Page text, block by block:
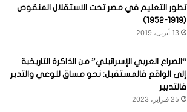
تطور التعليم في مصر تحت الاستقلال المنقوص
(1919-1952)
13 أبريل، 2019
“الصراع العربي الإسرائيلي” من الذاكرة التاريخية
إلى الواقع فالمستقبل: نحو مساق للوعي والتدبر
فالتدبير
25 فبراير، 2023